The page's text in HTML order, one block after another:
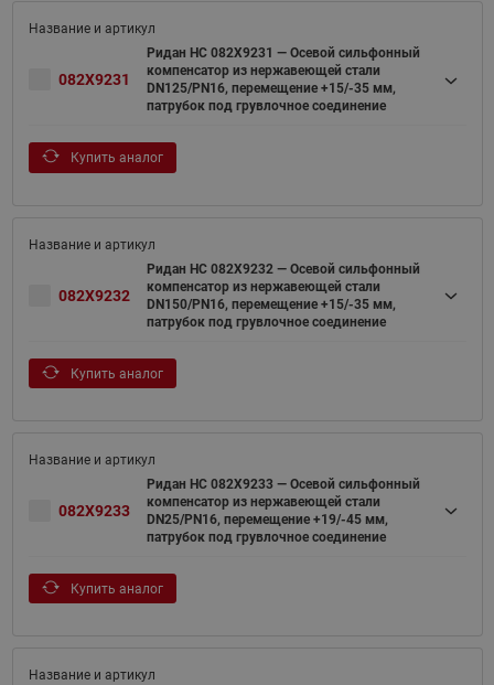
082X9231
Ридан НС 082X9231 — Осевой сильфонный
компенсатор из нержавеющей стали
DN125/PN16, перемещение +15/-35 мм,
патрубок под грувлочное соединение
Купить аналог
082X9232
Ридан НС 082X9232 — Осевой сильфонный
компенсатор из нержавеющей стали
DN150/PN16, перемещение +15/-35 мм,
патрубок под грувлочное соединение
Купить аналог
082X9233
Ридан НС 082X9233 — Осевой сильфонный
компенсатор из нержавеющей стали
DN25/PN16, перемещение +19/-45 мм,
патрубок под грувлочное соединение
Купить аналог